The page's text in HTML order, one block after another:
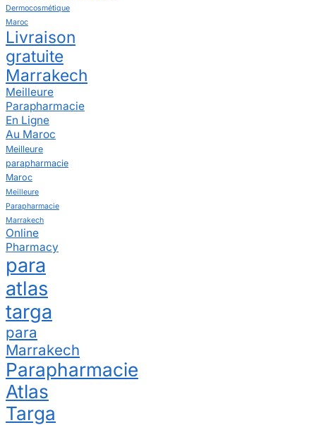
Dermocosmétique
Maroc
Livraison
gratuite
Marrakech
Meilleure
Parapharmacie
En Ligne
Au Maroc
Meilleure
parapharmacie
Maroc
Meilleure
Parapharmacie
Marrakech
Online
Pharmacy
para
atlas
targa
para
Marrakech
Parapharmacie
Atlas
Targa